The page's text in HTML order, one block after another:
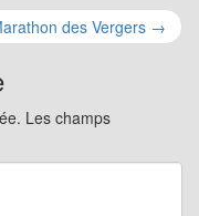
des Vergers →
Les champs